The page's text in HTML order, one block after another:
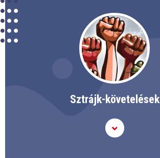
Sztrájk-követelések